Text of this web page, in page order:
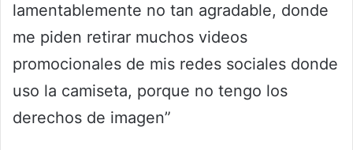
lamentablemente no tan agradable, donde
me piden retirar muchos videos
promocionales de mis redes sociales donde
uso la camiseta, porque no tengo los
derechos de imagen”